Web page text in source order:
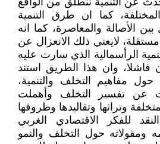
كما ان طرق التنمية
الأصالة والمعاصرة، كما انه
لايعني ذلك الانعزال عن
الرأسمالية الذي سارت عليه
فاشلا، وان هذا الطريق استند
حول مفاهيم التخلف والتنمية،
عن تفسير التخلف وأهملت
وتراثها وتقاليدها وظروفها
للفكر الاقتصادي الغربي
ومقولاته حول التخلف والنمو